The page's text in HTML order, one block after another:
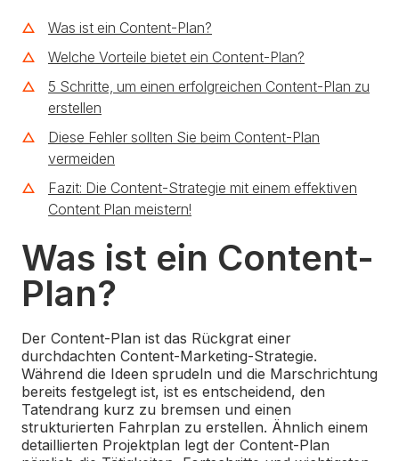
Was ist ein Content-Plan?
Welche Vorteile bietet ein Content-Plan?
5 Schritte, um einen erfolgreichen Content-Plan zu
erstellen
Diese Fehler sollten Sie beim Content-Plan
vermeiden
Fazit: Die Content-Strategie mit einem effektiven
Content Plan meistern!
Was ist ein Content-
Plan?
Der Content-Plan ist das Rückgrat einer
durchdachten Content-Marketing-Strategie.
Während die Ideen sprudeln und die Marschrichtung
bereits festgelegt ist, ist es entscheidend, den
Tatendrang kurz zu bremsen und einen
strukturierten Fahrplan zu erstellen. Ähnlich einem
detaillierten Projektplan legt der Content-Plan